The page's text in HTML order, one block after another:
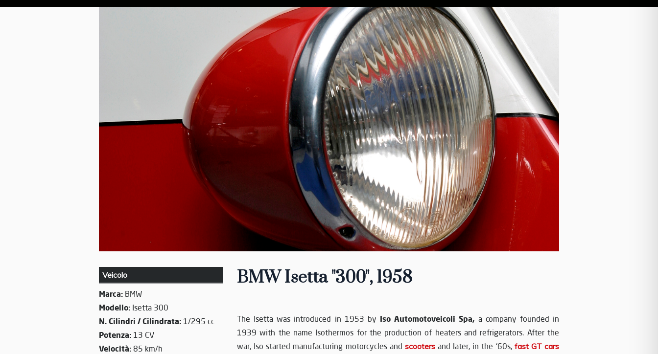
Veicolo
Marca: BMW
Modello: Isetta 300
N. Cilindri / Cilindrata: 1/295 cc
Potenza: 13 CV
Velocità: 85 km/h
BMW Isetta "300", 1958
The Isetta was introduced in 1953 by Iso Automotoveicoli Spa, a company founded in
1939 with the name Isothermos for the production of heaters and refrigerators. After the
war, Iso started manufacturing motorcycles and scootersand later, in the ‘60s, fast GT cars